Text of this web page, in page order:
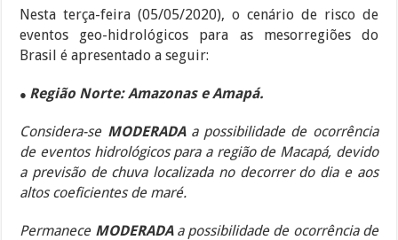
Nesta terça-feira (05/05/2020), o cenário de risco de
eventos geo-hidrológicos para as mesorregiões do
Brasil é apresentado a seguir:
● Região Norte: Amazonas e Amapá.
Considera-seMODERADA a possibilidade de ocorrência
de eventos hidrológicos para a região de Macapá, devido
a previsão de chuva localizada no decorrer do dia e aos
altos coeficientes de maré.
Permanece MODERADA a possibilidade de ocorrência de